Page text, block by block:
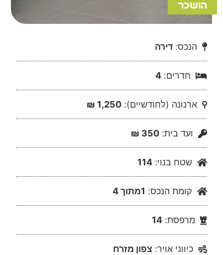
הושכר
הנכס: דירה
חדרים: 4
ארנונה (לחודשיים): 1,250 ₪
ועד בית: 350 ₪
שטח בנוי: 114
קומת הנכס: 1מתוך 4
מרפסת: 14
כיווני אויר: צפון מזרח